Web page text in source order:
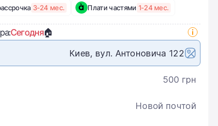
3-24 мес. Плати частями 1-24 мес.
Сегодня🏠
Киев, вул. Антоновича 122
500 грн
Новой почтой